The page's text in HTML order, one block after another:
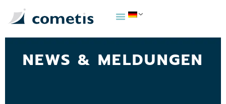
NEWS & MELDUNGEN